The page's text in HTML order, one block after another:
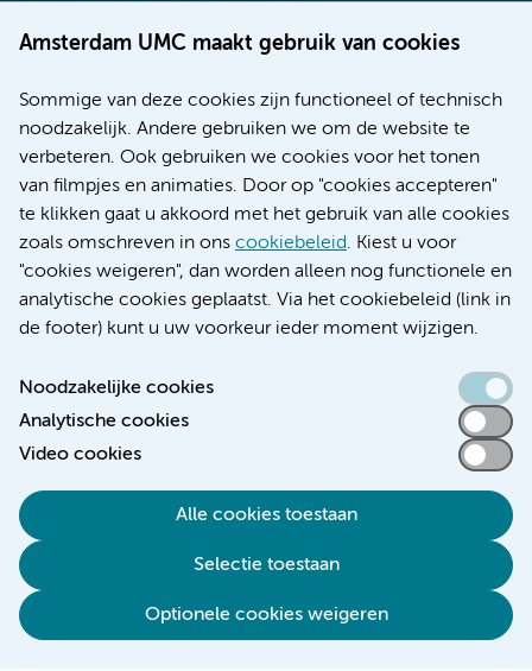
Amsterdam UMC maakt gebruik van cookies
Sommige van deze cookies zijn functioneel of technisch
noodzakelijk. Andere gebruiken we om de website te
verbeteren. Ook gebruiken we cookies voor het tonen
van filmpjes en animaties. Door op "cookies accepteren"
te klikken gaat u akkoord met het gebruik van alle cookies
zoals omschreven in ons cookiebeleid. Kiest u voor
"cookies weigeren", dan worden alleen nog functionele en
analytische cookies geplaatst. Via het cookiebeleid (link in
de footer) kunt u uw voorkeur ieder moment wijzigen.
Noodzakelijke cookies
Analytische cookies
Video cookies
Alle cookies toestaan
Selectie toestaan
Optionele cookies weigeren
Werken bij Amsterdam UMC
Nieuws
Research
Educatie locatie AMC
Educatie locatie VUmc
Verwijzen & diagnostiek
Toegankelijkheidsverklaring
Responsible disclosure